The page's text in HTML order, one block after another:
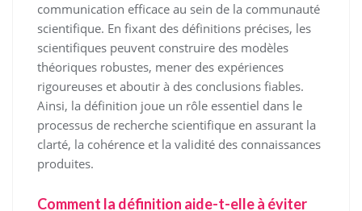
communication efficace au sein de la communauté
scientifique. En fixant des définitions précises, les
scientifiques peuvent construire des modèles
théoriques robustes, mener des expériences
rigoureuses et aboutir à des conclusions fiables.
Ainsi, la définition joue un rôle essentiel dans le
processus de recherche scientifique en assurant la
clarté, la cohérence et la validité des connaissances
produites.
Comment la définition aide-t-elle à éviter